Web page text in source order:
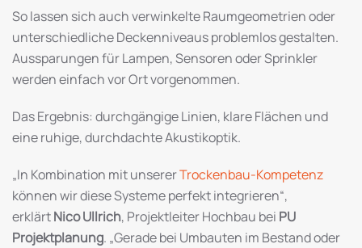
So lassen sich auch verwinkelte Raumgeometrien oder
unterschiedliche Deckenniveaus problemlos gestalten.
Aussparungen für Lampen, Sensoren oder Sprinkler
werden einfach vor Ort vorgenommen.
Das Ergebnis: durchgängige Linien, klare Flächen und
eine ruhige, durchdachte Akustikoptik.
„In Kombination mit unsererTrockenbau-Kompetenz
können wir diese Systeme perfekt integrieren“,
erklärtNico Ullrich, Projektleiter Hochbau bei PU
Projektplanung. „Gerade bei Umbauten im Bestand oder